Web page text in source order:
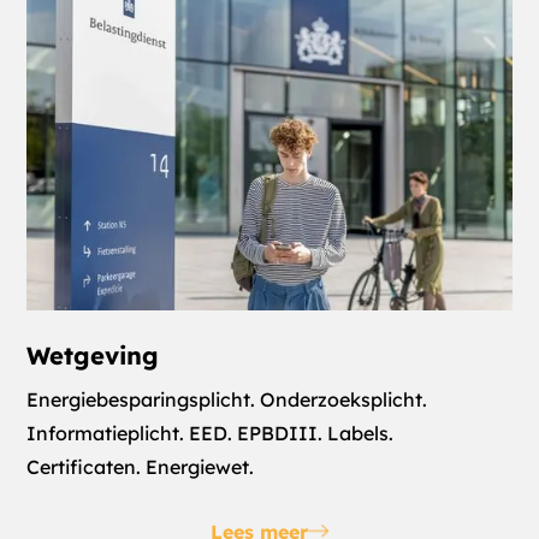
van uw gebruik van hun services.
Wetgeving
Energiebesparingsplicht. Onderzoeksplicht.
Informatieplicht. EED. EPBDIII. Labels.
Certificaten. Energiewet.
Lees meer